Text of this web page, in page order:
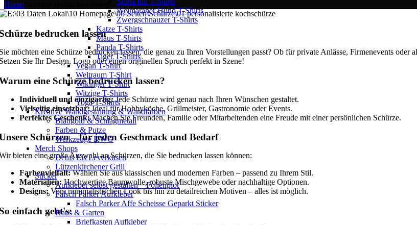
Weimaraner Hund T-Shirts
Zwergschnauzer T-Shirts
Katze T-Shirts
Maus T-Shirts
Panda T-Shirts
Tiger T-Shirts
Vegan T-Shirt
Weltraum T-Shirt
Wikinger T-Shirt
Witzige T-Shirts
Yoga T-Shirts
Kreative Wandgestaltung & Wandfarben
Blattgold & Schlagmetall
Farben & Putze
Werkzeuge KWG
Merch Shops
Denis Eis Leverkusen
Lützenkirchener Grill
Sticker
Aufkleber selbst gestalten – Folienplot
Falsch Parker Aufkleber
Falsch Parker Affe Scheisse Geparkt Sticker
Haus & Garten
Briefkasten Aufkleber
Home
bedrucken lassen
möchten eine Schürze bedrucken lassen, die genau zu Ihren Vorstellungen passt? Ob für private Anlässe, Firmenevents oder
Sie Ihr Design, Logo oder einen originellen Spruch perfekt in Szene!
eine Schürze bedrucken lassen?
Individuell und einzigartig:Jede Schürze wird genau nach Ihren Wünschen gestaltet.
Vielseitig einsetzbar:Ideal für Hobbyköche, Grillmeister, Gastronomie oder Events.
Perfektes Geschenk:Machen Sie Freunden, Familie oder Mitarbeitenden eine Freude mit einer persönlichen Schürze.
Schürzen – für jeden Geschmack und Bedarf
bieten eine große Auswahl an Schürzen, die Sie bedrucken lassen können:
Farbenvielfalt:Wählen Sie aus klassischen und modernen Farben – passend zu Ihrem Stil.
Materialien:Hochwertige Baumwolle, robuste Mischgewebe oder nachhaltige Optionen.
Designs:Vom minimalistischen Look bis hin zu detailreichen Motiven – alles ist möglich.
einfach geht's: